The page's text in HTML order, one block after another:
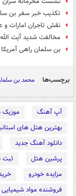
تکذیب خبر سفر بن
نقش تاجران امارات
مخالفت شدید آیت
بن سلمان راهی
برچسب‌ها محمد بن
آپ آهنگ موزیک
بهترین هتل های
دانلود آهنگ جدید
پرشین هتل
ثبت
مزایده خودرو
فروشنده مواد شیمیایی